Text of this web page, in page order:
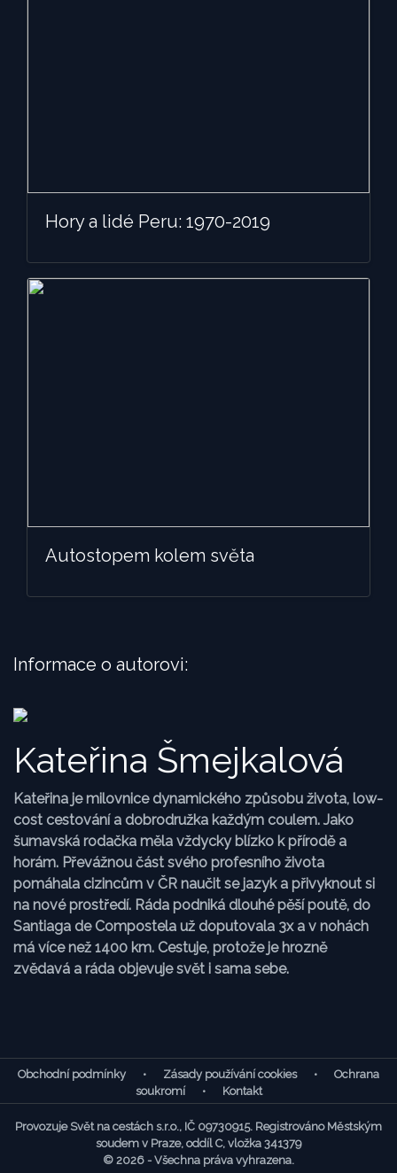
Hory a lidé Peru: 1970-2019
Autostopem kolem světa
Informace o autorovi:
Kateřina Šmejkalová
Kateřina je milovnice dynamického způsobu života, low-
cost cestování a dobrodružka každým coulem. Jako
šumavská rodačka měla vždycky blízko k přírodě a
horám. Převážnou část svého profesního života
pomáhala cizincům v ČR naučit se jazyk a přivyknout si
na nové prostředí. Ráda podniká dlouhé pěší poutě, do
Santiaga de Compostela už doputovala 3x a v nohách
má více než 1400 km. Cestuje, protože je hrozně
zvědavá a ráda objevuje svět i sama sebe.
Obchodní podmínky • Zásady používání cookies •
Ochrana
soukromí
• Kontakt
Provozuje Svět na cestách s.r.o., IČ 09730915. Registrováno Městským
soudem v Praze, oddíl C, vložka 341379
© 2026 - Všechna práva vyhrazena.